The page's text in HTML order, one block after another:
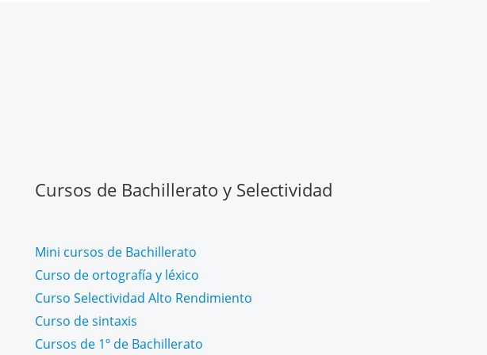
Cursos de Bachillerato y Selectividad
Mini cursos de Bachillerato
Curso de ortografía y léxico
Curso Selectividad Alto Rendimiento
Curso de sintaxis
Cursos de 1º de Bachillerato